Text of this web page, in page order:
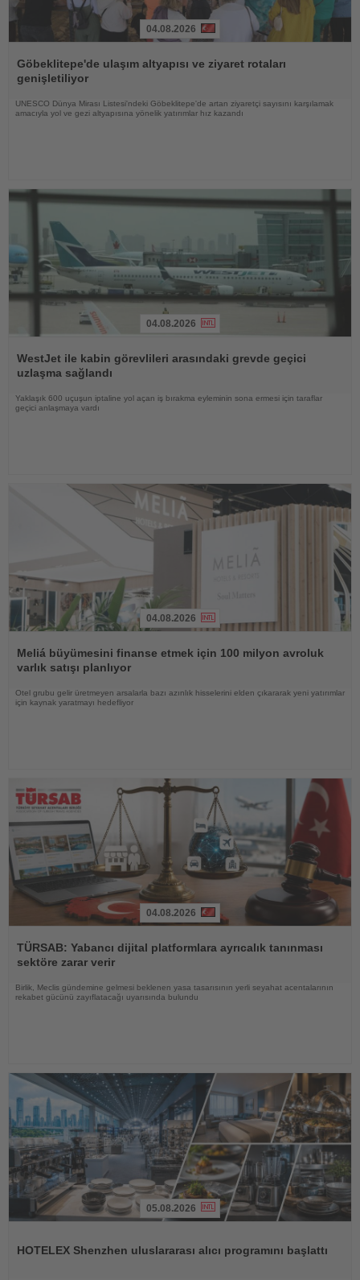
Oku
04.08.2026
Göbeklitepe'de ulaşım altyapısı ve ziyaret rotaları
genişletiliyor
UNESCO Dünya Mirası Listesi'ndeki Göbeklitepe'de artan ziyaretçi sayısını karşılamak
amacıyla yol ve gezi altyapısına yönelik yatırımlar hız kazandı
Oku
04.08.2026
WestJet ile kabin görevlileri arasındaki grevde geçici
uzlaşma sağlandı
Yaklaşık 600 uçuşun iptaline yol açan iş bırakma eyleminin sona ermesi için taraflar
geçici anlaşmaya vardı
Oku
04.08.2026
Meliá büyümesini finanse etmek için 100 milyon avroluk
varlık satışı planlıyor
Otel grubu gelir üretmeyen arsalarla bazı azınlık hisselerini elden çıkararak yeni yatırımlar
için kaynak yaratmayı hedefliyor
Oku
04.08.2026
TÜRSAB: Yabancı dijital platformlara ayrıcalık tanınması
sektöre zarar verir
Birlik, Meclis gündemine gelmesi beklenen yasa tasarısının yerli seyahat acentalarının
rekabet gücünü zayıflatacağı uyarısında bulundu
05.08.2026
HOTELEX Shenzhen uluslararası alıcı programını başlattı